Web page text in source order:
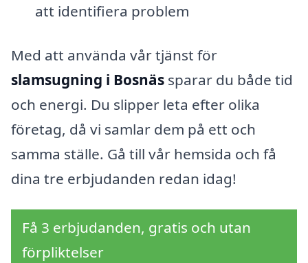
att identifiera problem
Med att använda vår tjänst för
slamsugning i Bosnäs sparar du både tid
och energi. Du slipper leta efter olika
företag, då vi samlar dem på ett och
samma ställe. Gå till vår hemsida och få
dina tre erbjudanden redan idag!
Få 3 erbjudanden, gratis och utan
förpliktelser